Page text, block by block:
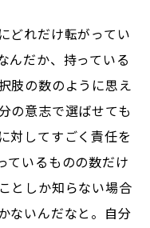
どれだけ転がってい
んだか、持っている
肢の数のように思え
の意志で選ばせても
対してすごく責任を
ているものの数だけ
としか知らない場合
ないんだなと。自分